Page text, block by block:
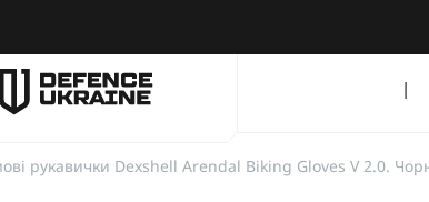
рукавички Dexshell Arendal Biking Gloves V 2.0.